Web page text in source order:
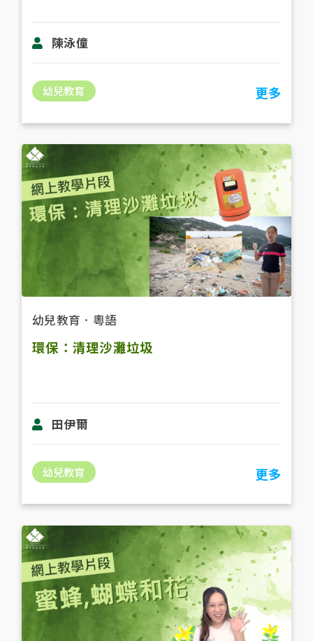
陳泳僮
幼兒教育 更多
幼兒教育 ． 粵語
環保：清理沙灘垃圾
田伊爾
幼兒教育 更多